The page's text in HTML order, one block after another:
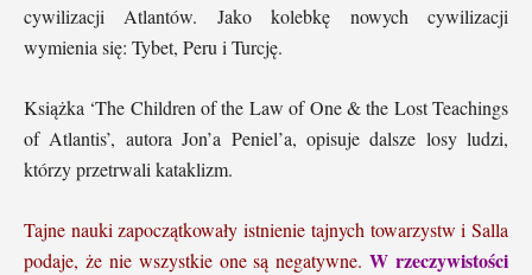
cywilizacji Atlantów. Jako kolebkę nowych cywilizacji
wymienia się: Tybet, Peru i Turcję.
Książka ‘The Children of the Law of One & the Lost Teachings
of Atlantis’, autora Jon’a Peniel’a, opisuje dalsze losy ludzi,
którzy przetrwali kataklizm.
Tajne nauki zapoczątkowały istnienie tajnych towarzystw i Salla
podaje, że nie wszystkie one są negatywne. W rzeczywistości